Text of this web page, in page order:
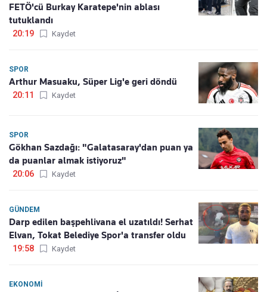
FETÖ'cü Burkay Karatepe'nin ablası
tutuklandı
20:19 Kaydet
SPOR
Arthur Masuaku, Süper Lig'e geri döndü
20:11 Kaydet
SPOR
Gökhan Sazdağı: "Galatasaray'dan puan ya
da puanlar almak istiyoruz"
20:06 Kaydet
GÜNDEM
Darp edilen başpehlivana el uzatıldı! Serhat
Elvan, Tokat Belediye Spor'a transfer oldu
19:58 Kaydet
EKONOMI